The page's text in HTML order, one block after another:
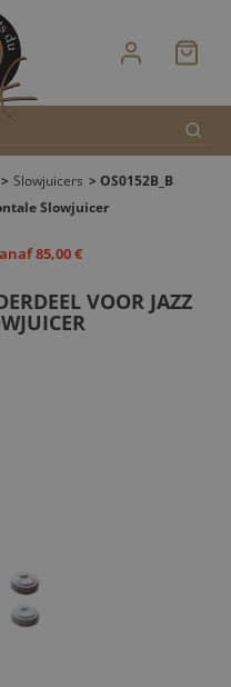
> Slowjuicers > OS0152B_B
Slowjuicer
85,00 €
VOOR JAZZ